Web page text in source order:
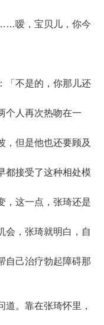
嗳，宝贝儿，你今
不是的，你那儿还
个人再次热吻在一
，但是他也还要顾及
都接受了这种相处模
，这一点，张琦还是
会，张琦就明白，自
自己治疗勃起障碍那
。靠在张琦怀里，